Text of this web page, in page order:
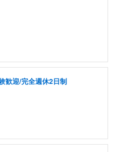
歓迎/完全週休2日制